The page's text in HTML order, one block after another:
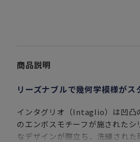
商品説明
リーズナブルで幾何学模様が
インタグリオ（Intaglio）は凹凸
のエンボスモチーフが施された
なデザインが際立ち、洗練された